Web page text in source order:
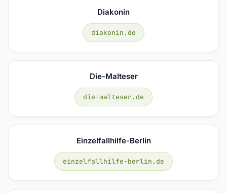
Diakonin
diakonin.de
Die-Malteser
die-malteser.de
Einzelfallhilfe-Berlin
einzelfallhilfe-berlin.de